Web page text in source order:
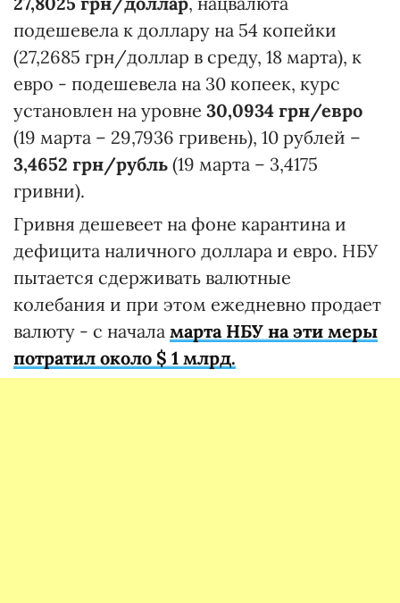
подешевела к доллару на 54 копейки
(27,2685 грн/доллар в среду, 18 марта), к
евро - подешевела на 30 копеек, курс
установлен на уровне 30,0934 грн/евро
(19 марта – 29,7936 гривень), 10 рублей –
3,4652 грн/рубль (19 марта – 3,4175
гривни).
Гривня дешевеет на фоне карантина и
дефицита наличного доллара и евро. НБУ
пытается сдерживать валютные
колебания и при этом ежедневно продает
валюту - с начала марта НБУ на эти меры
потратил около $ 1 млрд.